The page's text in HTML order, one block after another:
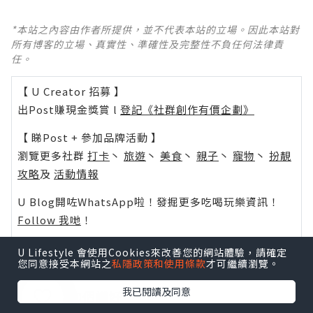
*本站之內容由作者所提供，並不代表本站的立場。因此本站對
所有博客的立場、真實性、準確性及完整性不負任何法律責
任。
【 U Creator 招募 】
出Post賺現金獎賞 l 登記《社群創作有價企劃》
【 睇Post + 參加品牌活動 】
瀏覽更多社群 打卡 丶 旅遊 丶 美食 丶 親子 丶 寵物 丶 扮靚
攻略及 活動情報
U Blog開咗WhatsApp啦！發掘更多吃喝玩樂資訊！
Follow 我哋 ！
U Lifestyle 會使用Cookies來改善您的網站體驗，請確定
您同意接受本網站之私隱政策和使用條款才可繼續瀏覽。
我已閱讀及同意